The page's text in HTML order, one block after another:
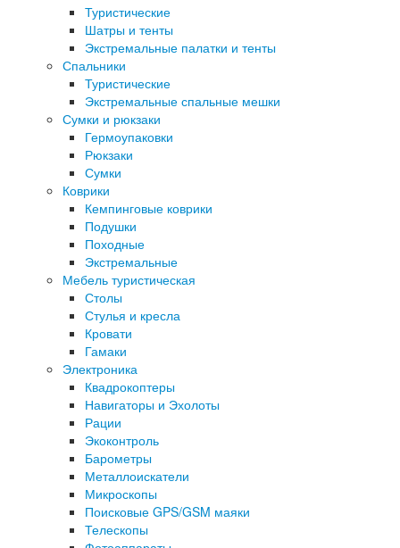
Туристические
Шатры и тенты
Экстремальные палатки и тенты
Спальники
Туристические
Экстремальные спальные мешки
Сумки и рюкзаки
Гермоупаковки
Рюкзаки
Сумки
Коврики
Кемпинговые коврики
Подушки
Походные
Экстремальные
Мебель туристическая
Столы
Стулья и кресла
Кровати
Гамаки
Электроника
Квадрокоптеры
Навигаторы и Эхолоты
Рации
Экоконтроль
Барометры
Металлоискатели
Микроскопы
Поисковые GPS/GSM маяки
Телескопы